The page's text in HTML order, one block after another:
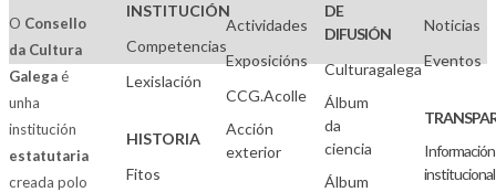
O Consello
da Cultura
Galegaé
unha
institución
estatutaria
creada polo
INSTITUCIÓN
Competencias
Lexislación
HISTORIA
Fitos
Actividades
Exposicións
CCG.Acolle
Acción
exterior
DE
DIFUSIÓN
Culturagalega
Álbum
da
ciencia
Álbum
Noticias
Eventos
Información
institucional